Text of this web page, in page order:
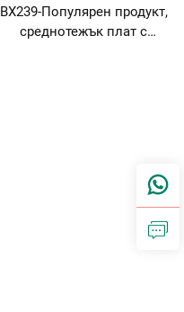
BX239-Популярен продукт,
среднотежък плат с